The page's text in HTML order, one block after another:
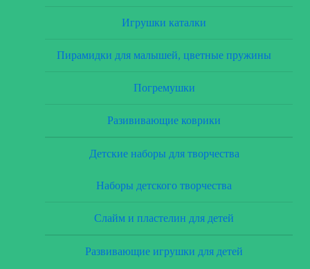
Игрушки каталки
Пирамидки для малышей, цветные пружины
Погремушки
Разививающие коврики
Детские наборы для творчества
Наборы детского творчества
Слайм и пластелин для детей
Развивающие игрушки для детей